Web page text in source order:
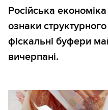
Російська економіка
ознаки
фіскальні буфери
вичерпані.